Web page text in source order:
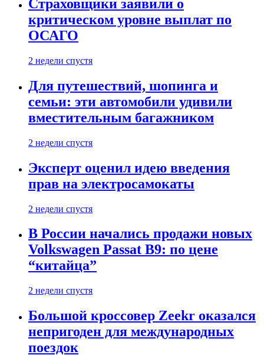
Страховщики заявили о
критическом уровне выплат по
ОСАГО
2 недели спустя
Для путешествий, шопинга и
семьи: эти автомобили удивили
вместительным багажником
2 недели спустя
Эксперт оценил идею введения
прав на электросамокаты
2 недели спустя
В России начались продажи новых
Volkswagen Passat B9: по цене
“китайца”
2 недели спустя
Большой кроссовер Zeekr оказался
непригоден для международных
поездок